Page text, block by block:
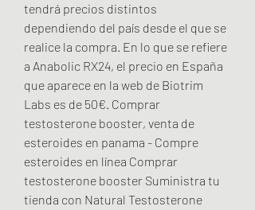
tendrá precios distintos
dependiendo del país desde el que se
realice la compra. En lo que se refiere
a Anabolic RX24, el precio en España
que aparece en la web de Biotrim
Labs es de 50€. Comprar
testosterone booster, venta de
esteroides en panama - Compre
esteroides en línea Comprar
testosterone booster Suministra tu
tienda con Natural Testosterone